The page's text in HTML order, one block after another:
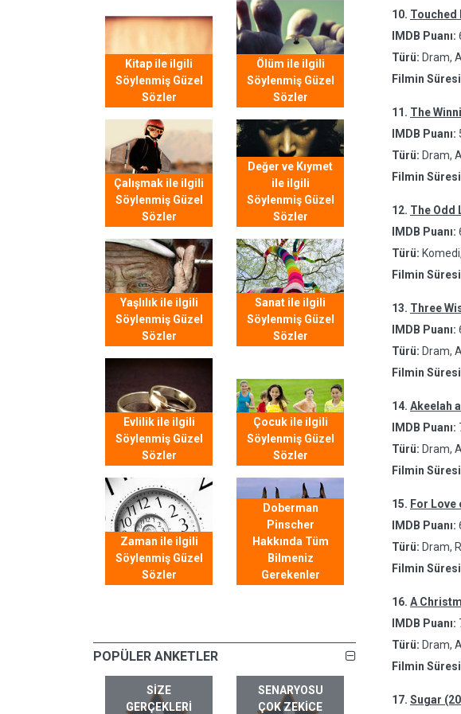
Kitap ile ilgili
Söylenmiş Güzel
Sözler
Ölüm ile ilgili
Söylenmiş Güzel
Sözler
Çalışmak ile ilgili
Söylenmiş Güzel
Sözler
Değer ve Kıymet
ile ilgili
Söylenmiş Güzel
Sözler
Yaşlılık ile ilgili
Söylenmiş Güzel
Sözler
Sanat ile ilgili
Söylenmiş Güzel
Sözler
Evlilik ile ilgili
Söylenmiş Güzel
Sözler
Çocuk ile ilgili
Söylenmiş Güzel
Sözler
Zaman ile ilgili
Söylenmiş Güzel
Sözler
Doberman
Pinscher
Hakkında Tüm
Bilmeniz
Gerekenler
POPÜLER ANKETLER
SIZE
GERÇEKLERI
SENARYOSU
ÇOK ZEKICE
10. Touched
IMDB Puanı:
Türü: Dram,
Filmin
11. The
IMDB Puanı:
Türü: Dram,
Filmin
12. The Odd
IMDB Puanı:
Türü:
Filmin
13. Three
IMDB Puanı:
Türü: Dram,
Filmin
14. Akeelah
IMDB Puanı:
Türü: Dram,
Filmin
15. For Love
IMDB Puanı:
Türü: Dram,
Filmin
16. A
IMDB Puanı:
Türü: Dram,
Filmin
17. Sugar